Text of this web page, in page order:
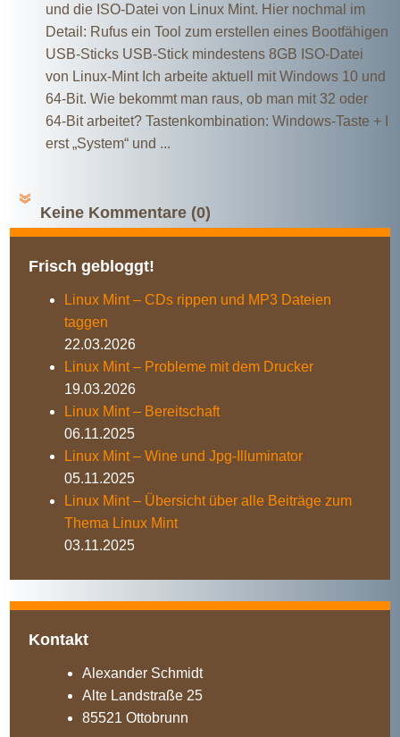
und die ISO-Datei von Linux Mint. Hier nochmal im
Detail: Rufus ein Tool zum erstellen eines Bootfähigen
USB-Sticks USB-Stick mindestens 8GB ISO-Datei
von Linux-Mint Ich arbeite aktuell mit Windows 10 und
64-Bit. Wie bekommt man raus, ob man mit 32 oder
64-Bit arbeitet? Tastenkombination: Windows-Taste + I
erst „System“ und ...
Keine Kommentare (0)
Frisch gebloggt!
Linux Mint – CDs rippen und MP3 Dateien
taggen
22.03.2026
Linux Mint – Probleme mit dem Drucker
19.03.2026
Linux Mint – Bereitschaft
06.11.2025
Linux Mint – Wine und Jpg-Illuminator
05.11.2025
Linux Mint – Übersicht über alle Beiträge zum
Thema Linux Mint
03.11.2025
Kontakt
Alexander Schmidt
Alte Landstraße 25
85521 Ottobrunn